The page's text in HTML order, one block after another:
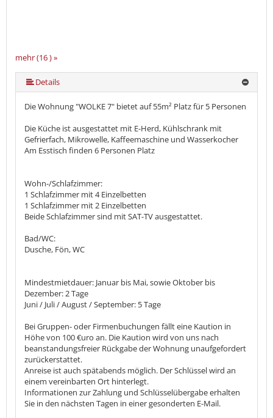
mehr (16 ) »
mehr (16 ) »
mehr (16 ) »
mehr (16 ) »
mehr (16 ) »
mehr (16 ) »
mehr (16 ) »
mehr (16 ) »
mehr (16 ) »
mehr (16 ) »
mehr (16 ) »
mehr (16 ) »
mehr (16 ) »
Details
Die Wohnung "WOLKE 7" bietet auf 55m² Platz für 5 Personen
Die Küche ist ausgestattet mit E-Herd, Kühlschrank mit
Gefrierfach, Mikrowelle, Kaffeemaschine und Wasserkocher
Am Esstisch finden 6 Personen Platz
Wohn-/Schlafzimmer:
1 Schlafzimmer mit 4 Einzelbetten
1 Schlafzimmer mit 2 Einzelbetten
Beide Schlafzimmer sind mit SAT-TV ausgestattet.
Bad/WC:
Dusche, Fön, WC
Mindestmietdauer: Januar bis Mai, sowie Oktober bis
Dezember: 2 Tage
Juni / Juli / August / September: 5 Tage
Bei Gruppen- oder Firmenbuchungen fällt eine Kaution in
Höhe von 100 €uro an. Die Kaution wird von uns nach
beanstandungsfreier Rückgabe der Wohnung unaufgefordert
zurückerstattet.
Anreise ist auch spätabends möglich. Der Schlüssel wird an
einem vereinbarten Ort hinterlegt.
Informationen zur Zahlung und Schlüsselübergabe erhalten
Sie in den nächsten Tagen in einer gesonderten E-Mail.